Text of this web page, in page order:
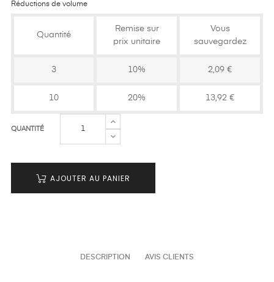
Réductions de volume
Quantité
Remise sur
prix unitaire
Vous
sauvegardez
3 10% 2,09 €
10 20% 13,92 €
QUANTITÉ
AJOUTER AU PANIER
DESCRIPTION AVIS CLIENTS